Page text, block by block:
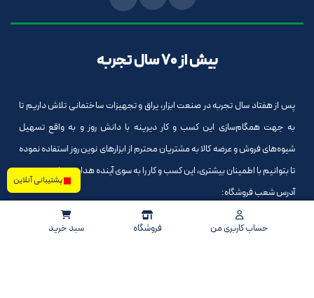
بیش از 70 سال تجربه
پس از هفتاد سال تجربه در صنعت ابزار، یراق و تجهیزات ساختمانی تلاش داریم تا
به جهت همگام‌سازی این کسب و کار دیرینه با دانش روز و به واقع تسهیل
شیوه‌های فروش و عرضه کالا به مشتریان محترم از ابزارهای نوین روز استفاده نموده
تا بتوانیم با اطمینان بیشتری، این کسب و کار را به سوی آینده هدایت نماییم.
آدرس شعب فروشگاه:
حساب کاربری من فروشگاه سبد خرید
پشتیبانی آنلاین